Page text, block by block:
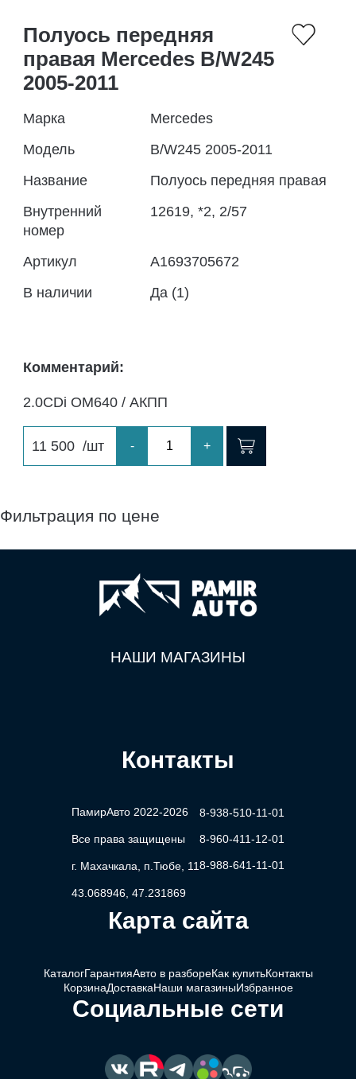
Полуось передняя
правая Mercedes B/W245
2005-2011
Марка
Mercedes
Модель
B/W245 2005-2011
Название
Полуось передняя правая
Внутренний
номер
12619, *2, 2/57
Артикул
А1693705672
В наличии
Да (1)
Комментарий:
2.0CDi ОМ640 / АКПП
11 500 /шт - +
Фильтрация по цене
НАШИ МАГАЗИНЫ
Контакты
ПамирАвто 2022-2026
Все права защищены
г. Махачкала, п.Тюбе, 11
43.068946, 47.231869
8-938-510-11-01
8-960-411-12-01
8-988-641-11-01
Карта сайта
КаталогГарантияАвто в разбореКак купитьКонтакты
КорзинаДоставкаНаши магазиныИзбранное
Социальные сети